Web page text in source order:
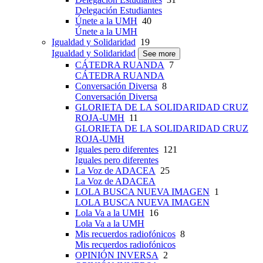
Delegación Estudiantes
Únete a la UMH 40
Únete a la UMH
Igualdad y Solidaridad 19
Igualdad y Solidaridad
See more
CÁTEDRA RUANDA
7
CÁTEDRA RUANDA
Conversación Diversa 8
Conversación Diversa
GLORIETA DE LA SOLIDARIDAD CRUZ
ROJA-UMH 11
GLORIETA DE LA SOLIDARIDAD CRUZ
ROJA-UMH
Iguales pero diferentes 121
Iguales pero diferentes
La Voz de ADACEA
25
La Voz de ADACEA
LOLA BUSCA NUEVA IMAGEN 1
LOLA BUSCA NUEVA IMAGEN
Lola Va a la UMH 16
Lola Va a la UMH
Mis recuerdos radiofónicos 8
Mis recuerdos radiofónicos
OPINIÓN INVERSA
2